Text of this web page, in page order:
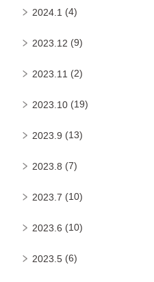
2024.1 (4)
2023.12 (9)
2023.11 (2)
2023.10 (19)
2023.9 (13)
2023.8 (7)
2023.7 (10)
2023.6 (10)
2023.5 (6)